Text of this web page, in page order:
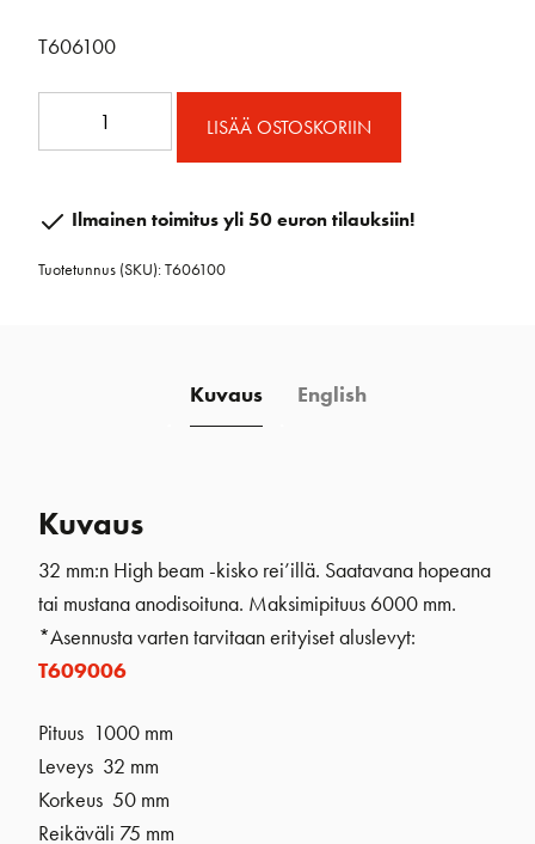
T606100
mm
määrä
LISÄÄ OSTOSKORIIN
Ilmainen toimitus yli 50 euron tilauksiin!
Tuotetunnus (SKU):T606100
Kuvaus English
Kuvaus
32 mm:n High beam -kisko rei’illä. Saatavana hopeana
tai mustana anodisoituna. Maksimipituus 6000 mm.
*Asennusta varten tarvitaan erityiset aluslevyt:
T609006
Pituus 1000 mm
Leveys 32 mm
Korkeus 50 mm
Reikäväli 75 mm